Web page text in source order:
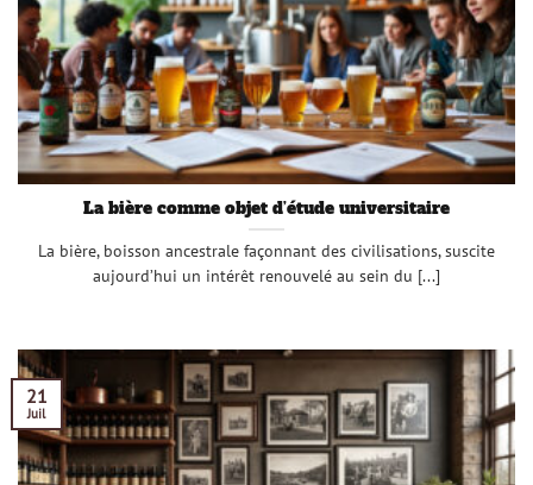
La bière comme objet d’étude universitaire
La bière, boisson ancestrale façonnant des civilisations, suscite
aujourd’hui un intérêt renouvelé au sein du [...]
21
Juil